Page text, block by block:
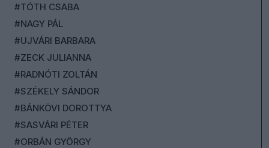
#TÓTH CSABA
#NAGY PÁL
#UJVÁRI BARBARA
#ZECK JULIANNA
#RADNÓTI ZOLTÁN
#SZÉKELY SÁNDOR
#BÁNKÖVI DOROTTYA
#SASVÁRI PÉTER
#ORBÁN GYÖRGY